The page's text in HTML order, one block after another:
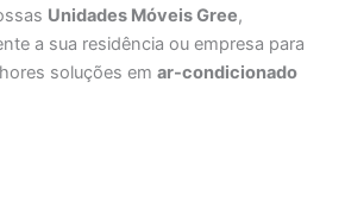
Unidades Móveis Gree,
a sua residência ou empresa para
soluções emar-condicionado